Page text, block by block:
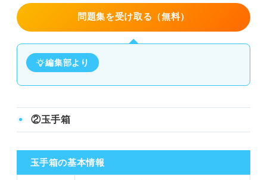
問題集を受け取る（無料）
編集部より
②玉手箱
玉手箱の基本情報